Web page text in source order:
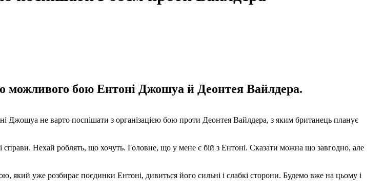
можливого бою Ентоні Джошуа й Деонтея Вайлдера.
не варто поспішати з організацією бою проти Деонтея Вайлдера, з яким британець планує
Нехай роблять, що хочуть. Головне, що у мене є бій з Ентоні. Сказати можна що завгодно, але
який уже розбирає поєдинки Ентоні, дивиться його сильні і слабкі сторони. Будемо вже на цьому і